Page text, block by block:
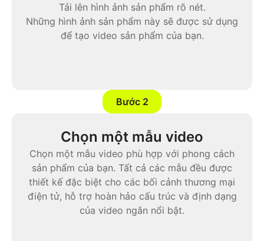
Tải lên hình ảnh sản phẩm rõ nét.
Những hình ảnh sản phẩm này sẽ được sử dụng
để tạo video sản phẩm của bạn.
Bước 2
Chọn một mẫu video
Chọn một mẫu video phù hợp với phong cách
sản phẩm của bạn. Tất cả các mẫu đều được
thiết kế đặc biệt cho các bối cảnh thương mại
điện tử, hỗ trợ hoàn hảo cấu trúc và định dạng
của video ngắn nổi bật.